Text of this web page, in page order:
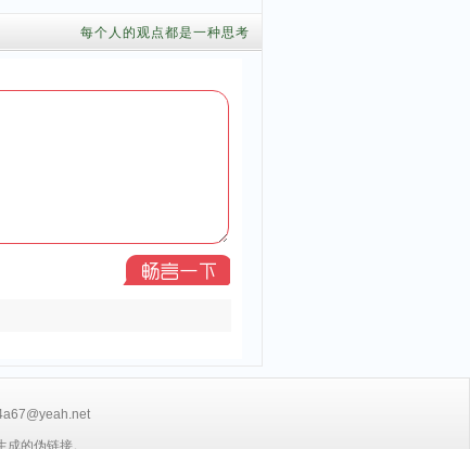
每个人的观点都是一种思考
的伪链接。